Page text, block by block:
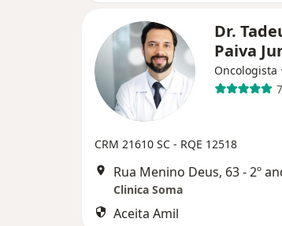
Dr.
Paiva
Oncologista ·
CRM 21610 SC - RQE 12518
Clinica Soma
Aceita Amil